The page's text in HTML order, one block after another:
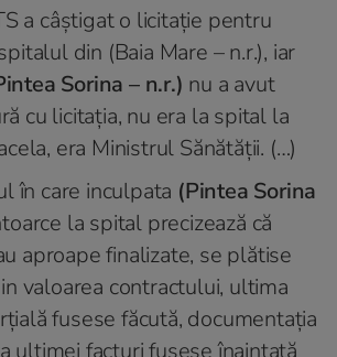
a câștigat o licitație pentru
din (Baia Mare – n.r.), iar
Sorina – n.r.) nu a avut
cu licitația, nu era la spital la
era Ministrul Sănătății. (…)
în care inculpata (Pintea Sorina
la spital precizează că
aproape finalizate, se plătise
valoarea contractului, ultima
fusese făcută, documentația
ultimei facturi fusese înaintată